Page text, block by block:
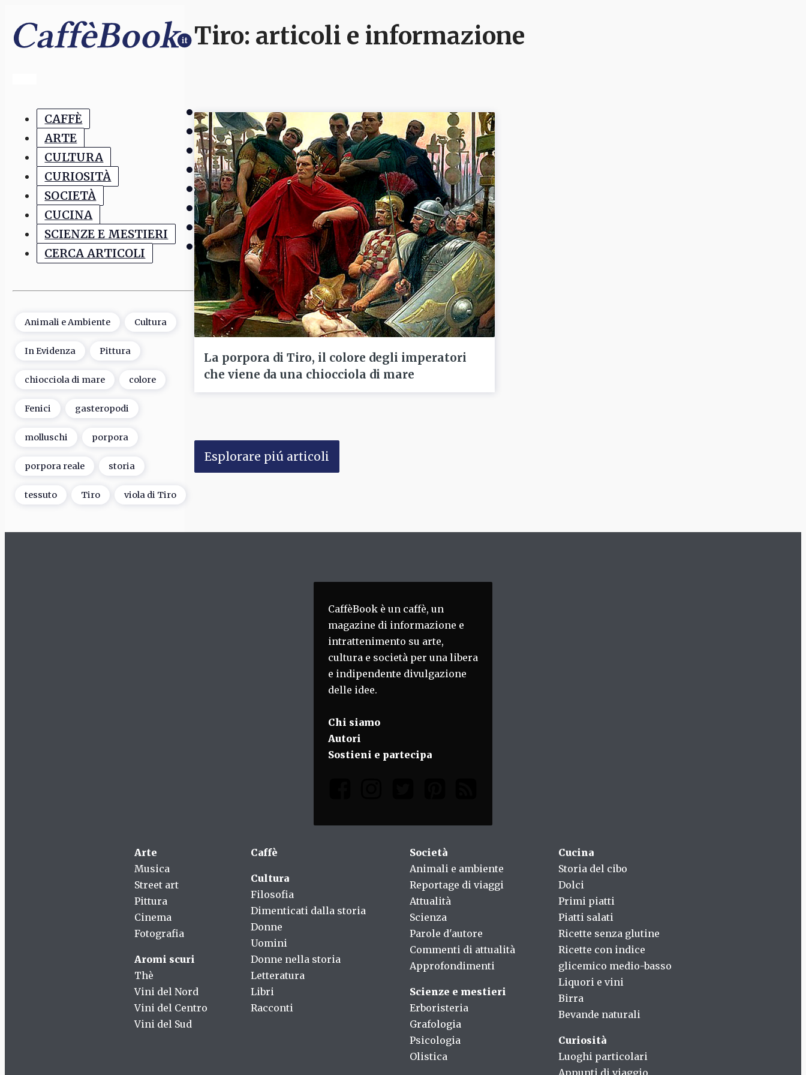
CAFFÈ
ARTE
CULTURA
CURIOSITÀ
SOCIETÀ
CUCINA
SCIENZE E MESTIERI
CERCA ARTICOLI
Animali e Ambiente Cultura
In Evidenza Pittura
chiocciola di mare colore
Fenici gasteropodi
molluschi porpora
porpora reale storia
tessuto Tiro viola di Tiro
Tiro: articoli e informazione
La porpora di Tiro, il colore degli imperatori
che viene da una chiocciola di mare
Esplorare piú articoli
CaffèBook è un caffè, un
magazine di informazione e
intrattenimento su arte,
cultura e società per una libera
e indipendente divulgazione
delle idee.
Chi siamo
Autori
Sostieni e partecipa
Arte
Musica
Street art
Pittura
Cinema
Fotografia
Aromi scuri
Thè
Vini del Nord
Vini del Centro
Vini del Sud
Caffè
Cultura
Filosofia
Dimenticati dalla storia
Donne
Uomini
Donne nella storia
Letteratura
Libri
Racconti
Società
Animali e ambiente
Reportage di viaggi
Attualità
Scienza
Parole d'autore
Commenti di attualità
Approfondimenti
Scienze e mestieri
Erboristeria
Grafologia
Psicologia
Olistica
Cucina
Storia del cibo
Dolci
Primi piatti
Piatti salati
Ricette senza glutine
Ricette con indice
glicemico medio-basso
Liquori e vini
Birra
Bevande naturali
Curiosità
Luoghi particolari